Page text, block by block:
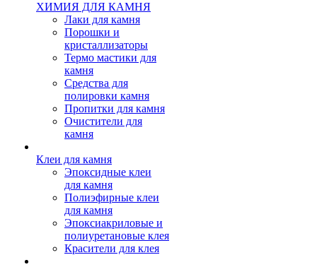
ХИМИЯ ДЛЯ КАМНЯ
Лаки для камня
Порошки и
кристаллизаторы
Термо мастики для
камня
Средства для
полировки камня
Пропитки для камня
Очистители для
камня
Клеи для камня
Эпоксидные клеи
для камня
Полиэфирные клеи
для камня
Эпоксиакриловые и
полиуретановые клея
Красители для клея